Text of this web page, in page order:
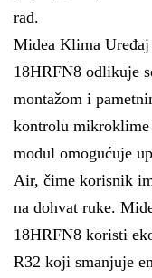
rad.
Midea Klima
18HRFN8 odlikuje
montažom i
kontrolu
modul omogućuje
Air, čime korisnik
na dohvat ruke.
18HRFN8 koristi
R32 koji smanjuje